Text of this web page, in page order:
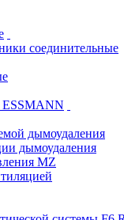
соединительные
дымоудаления
дымоудаления
MZ